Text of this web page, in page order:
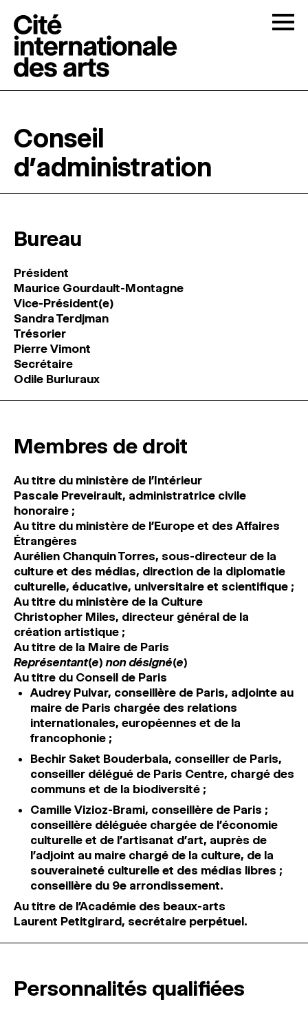
LA CITÉ ↓
RÉSIDENCES ↓
ATELIERS OUVERTS
PROGRAMMATION
MAGAZINE
ESPACES DE PRATIQUE ARTISTIQUE
↓
Conseil
d’administration
Bureau
Président
Maurice Gourdault-Montagne
Vice-Président(e)
Sandra Terdjman
Trésorier
Pierre Vimont
Secrétaire
Odile Burluraux
Membres de droit
Au titre du ministère de l’Intérieur
Pascale Preveirault, administratrice civile
honoraire ;
Au titre du ministère de l’Europe et des Affaires
Étrangères
Aurélien Chanquin Torres, sous-directeur de la
culture et des médias, direction de la diplomatie
culturelle, éducative, universitaire et scientifique ;
Au titre du ministère de la Culture
Christopher Miles, directeur général de la
création artistique ;
Au titre de la Maire de Paris
Représentant(e) non désigné(e)
Au titre du Conseil de Paris
Audrey Pulvar, conseillère de Paris, adjointe au
maire de Paris chargée des relations
internationales, européennes et de la
francophonie ;
Bechir Saket Bouderbala, conseiller de Paris,
conseiller délégué de Paris Centre, chargé des
communs et de la biodiversité ;
Camille Vizioz-Brami, conseillère de Paris ;
conseillère déléguée chargée de l’économie
culturelle et de l’artisanat d’art, auprès de
l’adjoint au maire chargé de la culture, de la
souveraineté culturelle et des médias libres ;
conseillère du 9e arrondissement.
Au titre de l’Académie des beaux-arts
Laurent Petitgirard, secrétaire perpétuel.
Personnalités qualifiées